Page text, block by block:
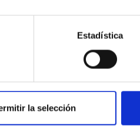
Estadística
la selección
biodiversity and